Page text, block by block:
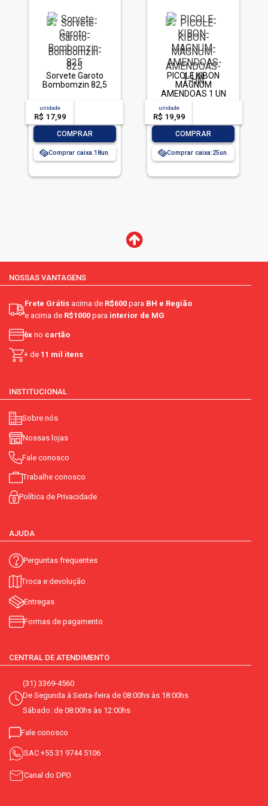
Sorvete Garoto
Bombomzin 82,5
unidade
R$ 17,99
COMPRAR
Comprar caixa:18
PICOLE KIBON
MAGNUM
AMENDOAS 1 UN
unidade
R$ 19,99
COMPRAR
Comprar caixa:25
NOSSAS VANTAGENS
Frete Grátis acima de R$600 para BH e Região
e acima de R$1000 para interior de MG
6x no cartão
+ de 11 mil itens
INSTITUCIONAL
Sobre nós
Nossas lojas
Fale conosco
Trabalhe conosco
Política de Privacidade
AJUDA
Perguntas frequentes
Troca e devolução
Entregas
Formas de pagamento
CENTRAL DE ATENDIMENTO
(31) 3369-4560
De Segunda á Sexta-feira de 08:00hs às 18:00hs
Sábado: de 08:00hs às 12:00hs
Fale conosco
SAC +55 31 9744 5106
Canal do DPO